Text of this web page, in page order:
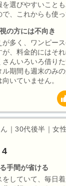
選びやすいこと
、これからも使っ
の方には不向き
多く、ワンピー
、料金的にはそ
んいろいろ借り
期間も週末のみ
いていません。
｜30代後半｜女
4
手間が省ける
していて、毎日